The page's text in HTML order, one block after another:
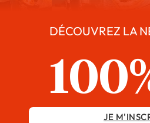
DÉCOUVREZ LA
JE